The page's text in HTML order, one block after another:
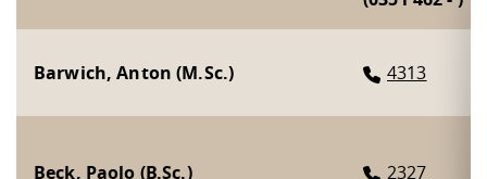
Barwich, Anton (M.Sc.) 4313
Beck, Paolo (B.Sc.) 2327